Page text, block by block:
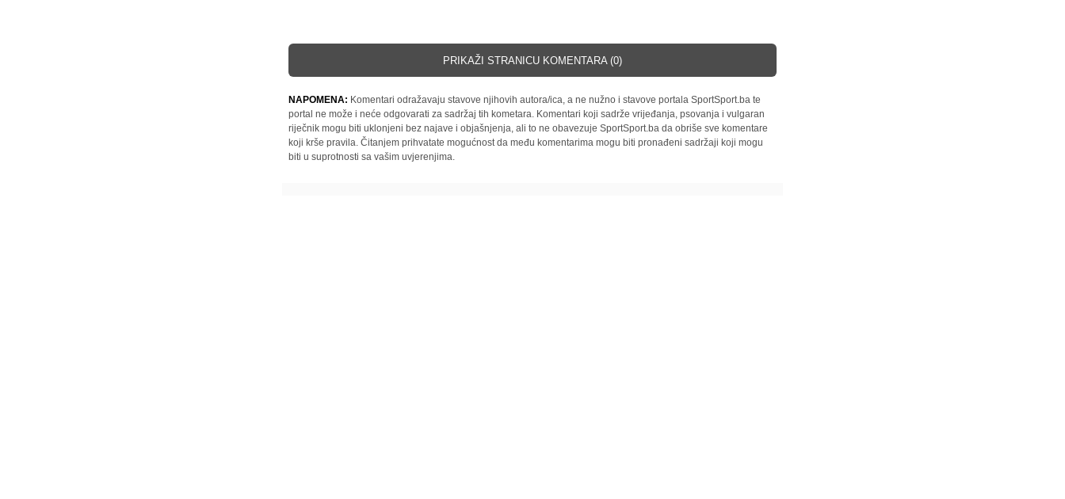
PRIKAŽI STRANICU KOMENTARA (0)
NAPOMENA: Komentari odražavaju stavove njihovih autora/ica, a ne nužno i stavove portala SportSport.ba te
portal ne može i neće odgovarati za sadržaj tih kometara. Komentari koji sadrže vrijeđanja, psovanja i vulgaran
riječnik mogu biti uklonjeni bez najave i objašnjenja, ali to ne obavezuje SportSport.ba da obriše sve komentare
koji krše pravila. Čitanjem prihvatate mogućnost da među komentarima mogu biti pronađeni sadržaji koji mogu
biti u suprotnosti sa vašim uvjerenjima.